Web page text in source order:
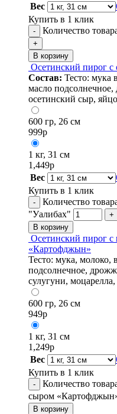
Вес
Купить в 1 клик
- Количество
+
В корзину
Осетинский пирог
Состав: Тесто: мука
масло
осетинский сыр,
600 гр, 26 см
999р
1 кг, 31 см
1,449р
Вес
Купить в 1 клик
-
Количество
"Уалибах"
+
В корзину
Осетинский пирог
«Картофджын»
Тесто: мука, молоко,
подсолнечное,
сулугуни, моцарелла,
600 гр, 26 см
949р
1 кг, 31 см
1,249р
Вес
Купить в 1 клик
-
Количество
сыром
В корзину